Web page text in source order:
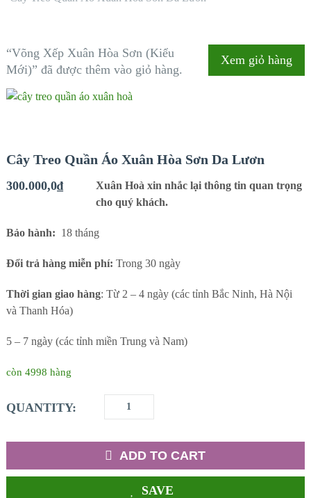
Xem giỏ hàng
“Võng Xếp Xuân Hòa Sơn (Kiểu
Mới)” đã được thêm vào giỏ hàng.
Cây Treo Quần Áo Xuân Hòa Sơn Da Lươn
300.000,0₫
Xuân Hoà xin nhắc lại thông tin quan trọng
cho quý khách.
Bảo hành: 18 tháng
Đổi trả hàng miễn phí: Trong 30 ngày
Thời gian giao hàng: Từ 2 – 4 ngày (các tỉnh Bắc Ninh, Hà Nội
và Thanh Hóa)
5 – 7 ngày (các tỉnh miền Trung và Nam)
còn 4998 hàng
QUANTITY:
ADD TO CART
SAVE